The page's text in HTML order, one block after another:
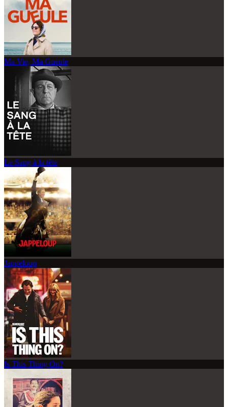
Ma Vie, Ma Gueule
Le Sang à la tête
Jappeloup
Is This Thing On?